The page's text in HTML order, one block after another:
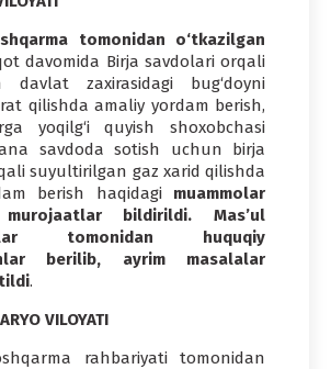
tomonidan o‘tkazilgan
davomida Birja savdolari orqali
davlat zaxirasidagi bug‘doyni
qilishda amaliy yordam berish,
yoqilg‘i quyish shoxobchasi
savdoda sotish uchun birja
suyultirilgan gaz xarid qilishda
berish haqidagimuammolar
murojaatlar bildirildi. Mas’ul
tomonidan huquqiy
berilib, ayrim masalalar
.
VILOYATI
rahbariyati tomonidan